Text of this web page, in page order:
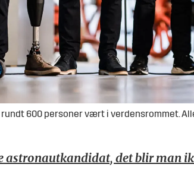
rundt 600 personer vært i verdensrommet.
det blir man